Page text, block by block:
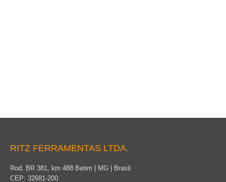
RITZ FERRAMENTAS LTDA.
Rod. BR 381, km 488 Betim | MG | Brasil
CEP: 32681-200